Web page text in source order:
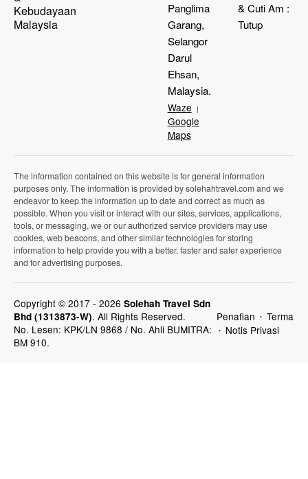
Panglima
Garang,
Selangor
Darul
Ehsan,
Malaysia.
Waze |
Google
Maps
& Cuti Am :
Tutup
The information contained on this website is for general information
purposes only. The information is provided by solehahtravel.com and we
endeavor to keep the information up to date and correct as much as
possible. When you visit or interact with our sites, services, applications,
tools, or messaging, we or our authorized service providers may use
cookies, web beacons, and other similar technologies for storing
information to help provide you with a better, faster and safer experience
and for advertising purposes.
Copyright © 2017 - 2026 Solehah Travel Sdn
Bhd (1313873-W). All Rights Reserved.
No. Lesen: KPK/LN 9868 / No. Ahli BUMITRA:
BM 910.
Penafian • Terma
• Notis Privasi